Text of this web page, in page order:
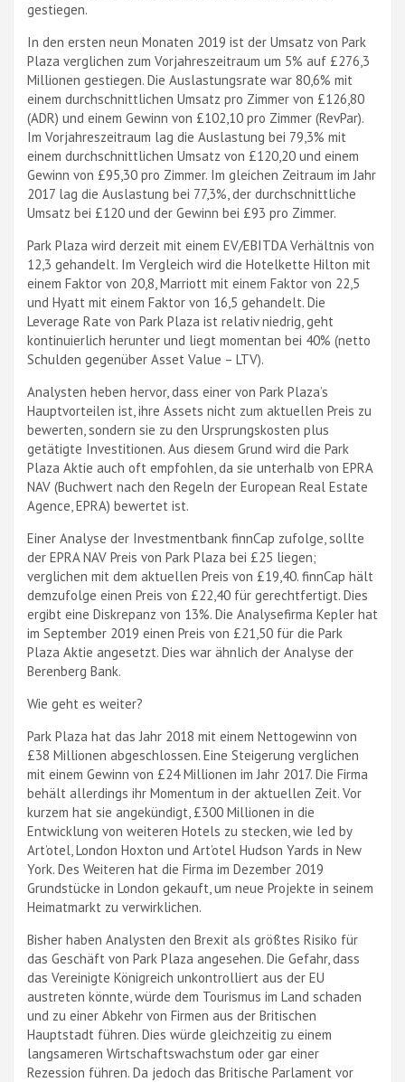
gestiegen.
In den ersten neun Monaten 2019 ist der Umsatz von Park
Plaza verglichen zum Vorjahreszeitraum um 5% auf £276,3
Millionen gestiegen. Die Auslastungsrate war 80,6% mit
einem durchschnittlichen Umsatz pro Zimmer von £126,80
(ADR) und einem Gewinn von £102,10 pro Zimmer (RevPar).
Im Vorjahreszeitraum lag die Auslastung bei 79,3% mit
einem durchschnittlichen Umsatz von £120,20 und einem
Gewinn von £95,30 pro Zimmer. Im gleichen Zeitraum im Jahr
2017 lag die Auslastung bei 77,3%, der durchschnittliche
Umsatz bei £120 und der Gewinn bei £93 pro Zimmer.
Park Plaza wird derzeit mit einem EV/EBITDA Verhältnis von
12,3 gehandelt. Im Vergleich wird die Hotelkette Hilton mit
einem Faktor von 20,8, Marriott mit einem Faktor von 22,5
und Hyatt mit einem Faktor von 16,5 gehandelt. Die
Leverage Rate von Park Plaza ist relativ niedrig, geht
kontinuierlich herunter und liegt momentan bei 40% (netto
Schulden gegenüber Asset Value – LTV).
Analysten heben hervor, dass einer von Park Plaza’s
Hauptvorteilen ist, ihre Assets nicht zum aktuellen Preis zu
bewerten, sondern sie zu den Ursprungskosten plus
getätigte Investitionen. Aus diesem Grund wird die Park
Plaza Aktie auch oft empfohlen, da sie unterhalb von EPRA
NAV (Buchwert nach den Regeln der European Real Estate
Agence, EPRA) bewertet ist.
Einer Analyse der Investmentbank finnCap zufolge, sollte
der EPRA NAV Preis von Park Plaza bei £25 liegen;
verglichen mit dem aktuellen Preis von £19,40. finnCap hält
demzufolge einen Preis von £22,40 für gerechtfertigt. Dies
ergibt eine Diskrepanz von 13%. Die Analysefirma Kepler hat
im September 2019 einen Preis von £21,50 für die Park
Plaza Aktie angesetzt. Dies war ähnlich der Analyse der
Berenberg Bank.
Wie geht es weiter?
Park Plaza hat das Jahr 2018 mit einem Nettogewinn von
£38 Millionen abgeschlossen. Eine Steigerung verglichen
mit einem Gewinn von £24 Millionen im Jahr 2017. Die Firma
behält allerdings ihr Momentum in der aktuellen Zeit. Vor
kurzem hat sie angekündigt, £300 Millionen in die
Entwicklung von weiteren Hotels zu stecken, wie led by
Art’otel, London Hoxton und Art’otel Hudson Yards in New
York. Des Weiteren hat die Firma im Dezember 2019
Grundstücke in London gekauft, um neue Projekte in seinem
Heimatmarkt zu verwirklichen.
Bisher haben Analysten den Brexit als größtes Risiko für
das Geschäft von Park Plaza angesehen. Die Gefahr, dass
das Vereinigte Königreich unkontrolliert aus der EU
austreten könnte, würde dem Tourismus im Land schaden
und zu einer Abkehr von Firmen aus der Britischen
Hauptstadt führen. Dies würde gleichzeitig zu einem
langsameren Wirtschaftswachstum oder gar einer
Rezession führen. Da jedoch das Britische Parlament vor